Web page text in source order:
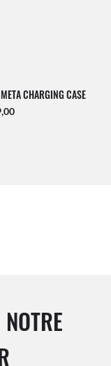
CHARGING CASE